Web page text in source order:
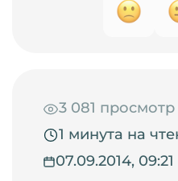
3 081 просмотр
1 минута на
07.09.2014, 09:21